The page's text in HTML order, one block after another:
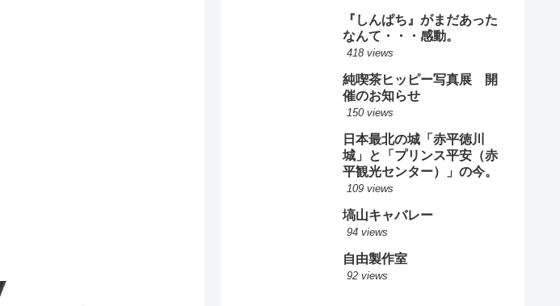
『しんぱち』がまだあった
なんて・・・感動。
418 views
純喫茶ヒッピー写真展 開
催のお知らせ
150 views
日本最北の城「赤平徳川
城」と「プリンス平安（赤
平観光センター）」の今。
109 views
塙山キャバレー
94 views
自由製作室
92 views